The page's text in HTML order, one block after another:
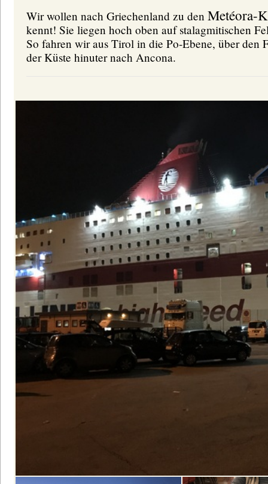
Wir wollen nach Griechenland zu denMetéora-
kennt! Sie liegen hoch oben auf stalagmitischen
So fahren wir aus Tirol in die Po-Ebene, über
der Küste hinuter nach Ancona.